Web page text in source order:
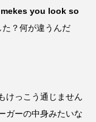
you look so
た？何が違うんだ
けっこう通じません
ガーの中身みたいな